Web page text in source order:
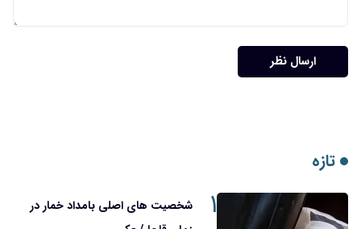
ارسال نظر
تازه
۱
شخصیت های اصلی بامداد خمار در